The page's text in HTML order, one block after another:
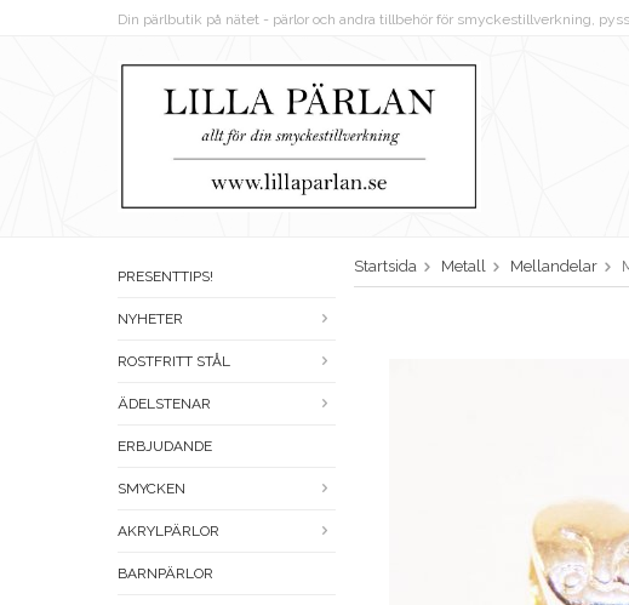
Din pärlbutik på nätet - pärlor och andra tillbehör för smyckestillverkning,
PRESENTTIPS!
NYHETER
ROSTFRITT STÅL
ÄDELSTENAR
ERBJUDANDE
SMYCKEN
AKRYLPÄRLOR
BARNPÄRLOR
Startsida Metall Mellandelar